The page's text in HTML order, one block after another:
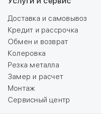
Доставка и самовывоз
Кредит и рассрочка
Обмен и возврат
Колеровка
Резка металла
Замер и расчет
Монтаж
Сервисный центр